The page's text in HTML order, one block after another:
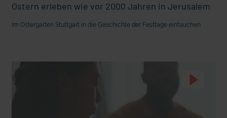
Nachhaltige Geldanlage: Rendite mit gutem Gewissen?
Ostern erleben wie vor 2000 Jahren in Jerusalem
Im Ostergarten Stuttgart in die Geschichte der Festtage eintauchen